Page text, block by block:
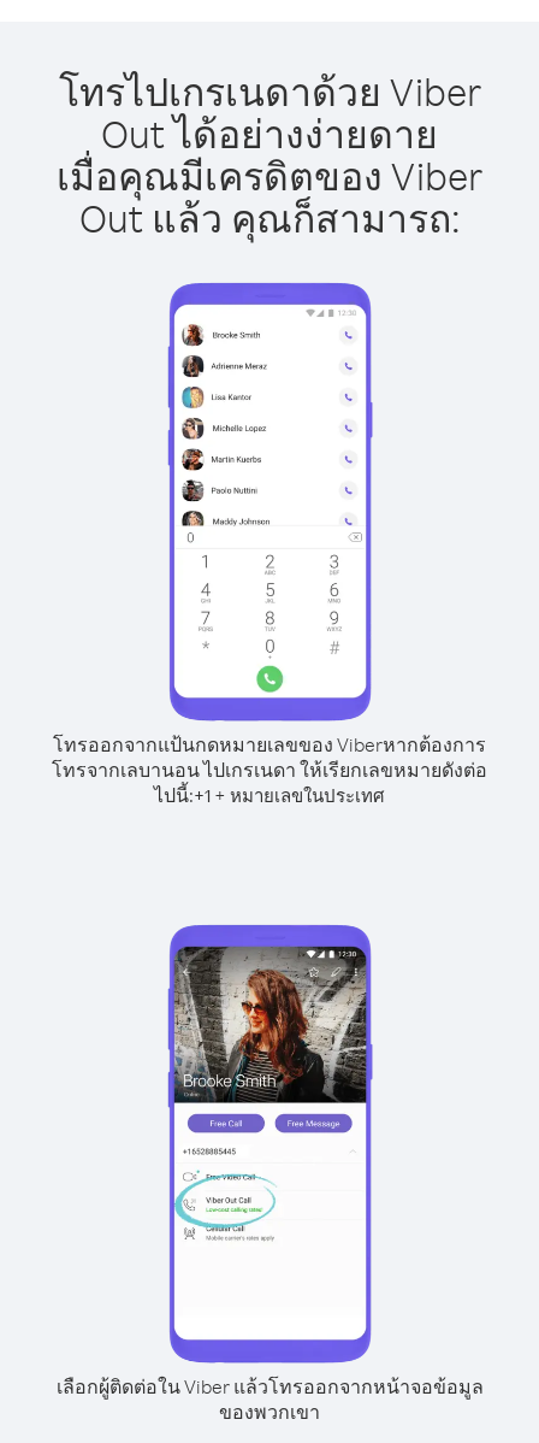
โทรไปเกรเนดาด้วย Viber
Out ได้อย่างง่ายดาย
เมื่อคุณมีเครดิตของ Viber
Out แล้ว คุณก็สามารถ:
โทรออกจากแป้นกดหมายเลขของ Viberหากต้องการ
โทรจากเลบานอน ไปเกรเนดา ให้เรียกเลขหมายดังต่อ
ไปนี้:+1 + หมายเลขในประเทศ
เลือกผู้ติดต่อใน Viber แล้วโทรออกจากหน้าจอข้อมูล
ของพวกเขา